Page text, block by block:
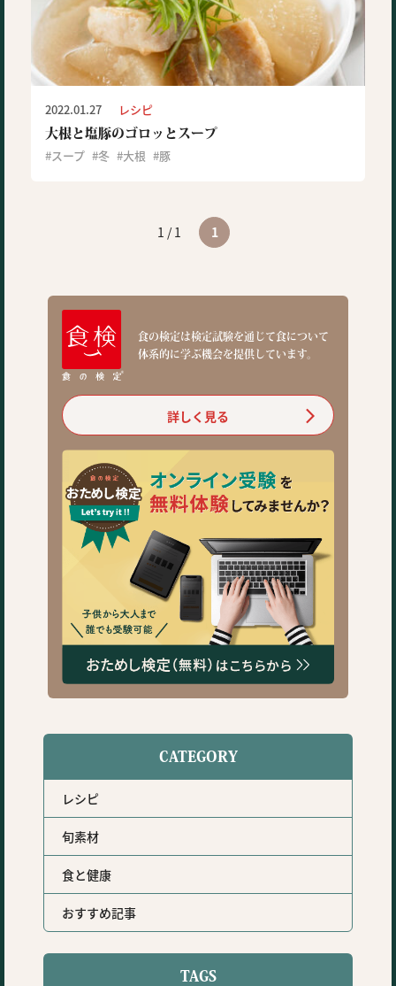
2022.01.27 レシピ
大根と塩豚のゴロッとスープ
スープ 冬 大根 豚
1 / 1 1
食の検定は検定試験を通じて食について
体系的に学ぶ機会を提供しています。
詳しく見る
CATEGORY
レシピ
旬素材
食と健康
おすすめ記事
TAGS